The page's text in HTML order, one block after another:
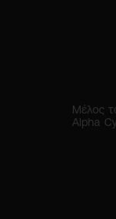
Μέλος
Alpha